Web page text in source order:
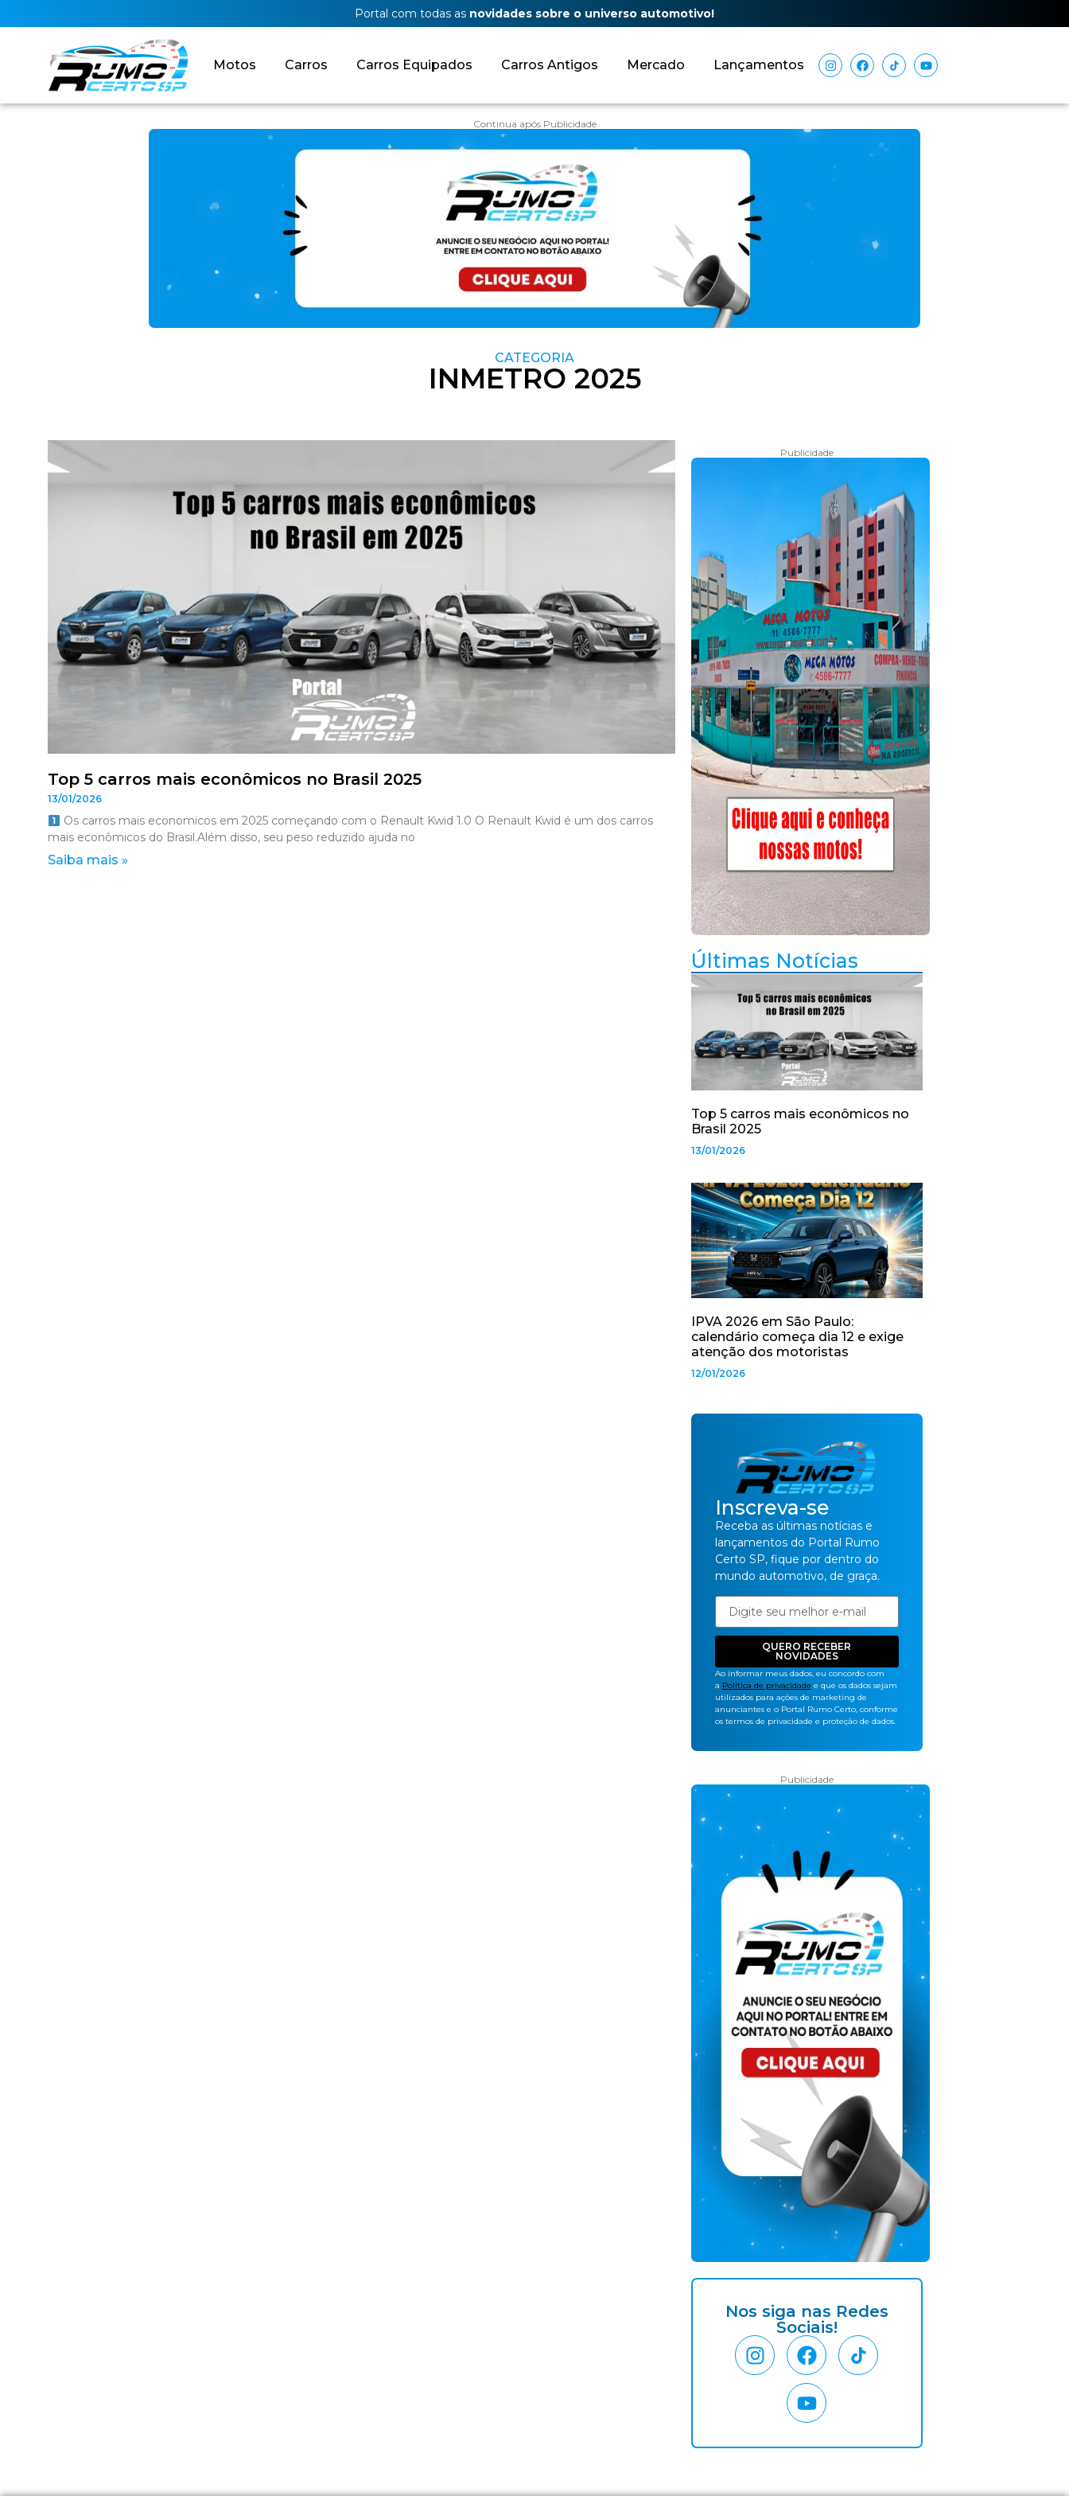
Portal com todas as novidades sobre o universo automotivo!
Motos Carros Carros Equipados Carros Antigos Mercado Lançamentos
Continua após Publicidade
CATEGORIA
INMETRO 2025
Top 5 carros mais econômicos no Brasil 2025
13/01/2026
Os carros mais economicos em 2025 começando com o Renault Kwid 1.0 O Renault Kwid é um dos carros
mais econômicos do Brasil.Além disso, seu peso reduzido ajuda no
Saiba mais »
Publicidade
Últimas Notícias
Top 5 carros mais econômicos no
Brasil 2025
13/01/2026
IPVA 2026 em São Paulo:
calendário começa dia 12 e exige
atenção dos motoristas
12/01/2026
Inscreva-se
Receba as últimas notícias e
lançamentos do Portal Rumo
Certo SP, fique por dentro do
mundo automotivo, de graça.
QUERO RECEBER
NOVIDADES
Ao informar meus dados, eu concordo com
a Política de privacidade e que os dados sejam
utilizados para ações de marketing de
anunciantes e o Portal Rumo Certo, conforme
os termos de privacidade e proteção de dados.
Publicidade
Nos siga nas Redes
Sociais!